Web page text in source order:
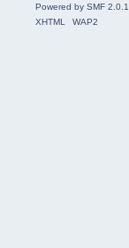
Powered by SMF
XHTML
WAP2